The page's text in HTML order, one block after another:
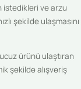
istedikleri ve arzu
şekilde ulaşmasını
ürünü ulaştıran
şekilde alışveriş